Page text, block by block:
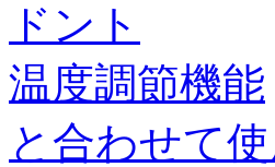
ドント
温度調節機能
と合わせて